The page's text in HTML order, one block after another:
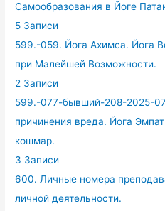
Самообразования в Йоге
5 Записи
599.-059. Йога Ахимса. Йога
при Малейшей Возможности.
2 Записи
599.-077-бывший-208-2025-
причинения вреда. Йога
кошмар.
3 Записи
600. Личные номера
личной деятельности.